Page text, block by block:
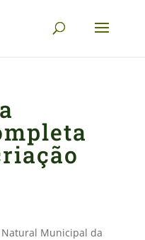
Municipal da